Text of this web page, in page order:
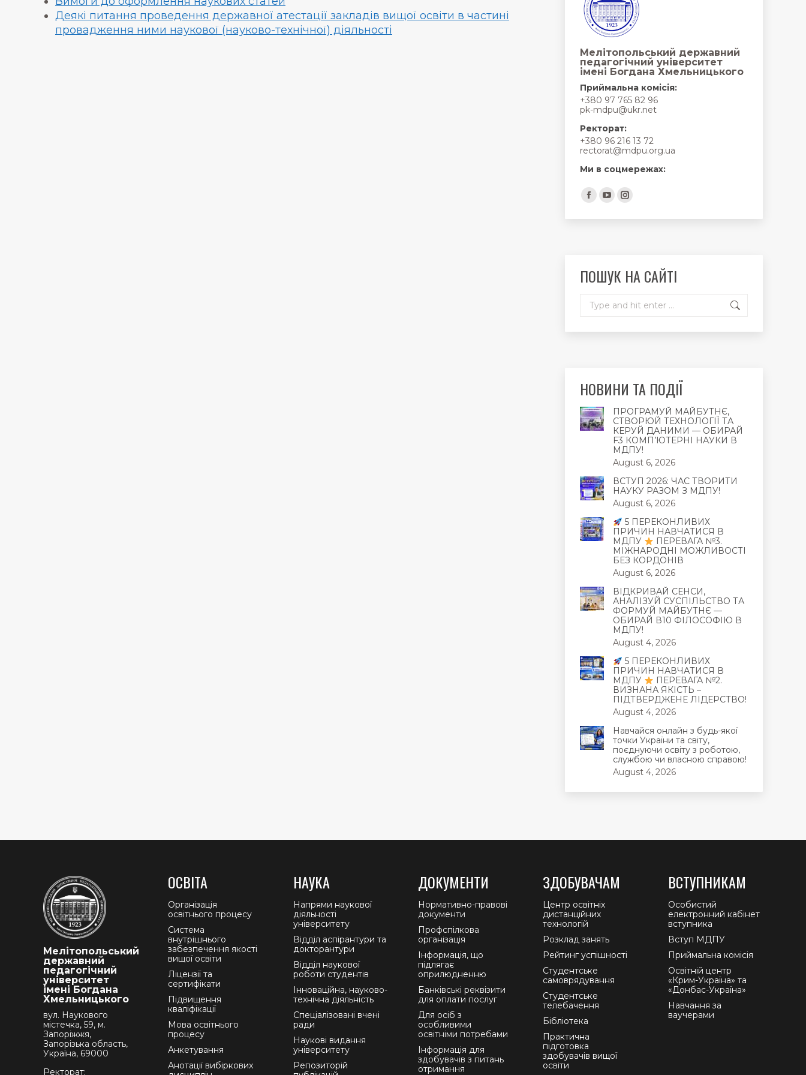
Деякі питання проведення державної атестації закладів вищої освіти в частині
провадження ними наукової (науково-технічної) діяльності
Мелітопольський державний
педагогічний університет
імені Богдана Хмельницького
Приймальна комісія:
+380 97 765 82 96
pk-mdpu@ukr.net
Ректорат:
+380 96 216 13 72
rectorat@mdpu.org.ua
Ми в соцмережах:
Find us on:
Facebook
page
window
YouTube
page
window
Instagram
page
window
ПОШУК НА САЙТІ
НОВИНИ ТА ПОДІЇ
ПРОГРАМУЙ МАЙБУТНЄ,
СТВОРЮЙ ТЕХНОЛОГІЇ ТА
КЕРУЙ ДАНИМИ — ОБИРАЙ
F3 КОМП’ЮТЕРНІ НАУКИ В
МДПУ!
August 6, 2026
ВСТУП 2026: ЧАС ТВОРИТИ
НАУКУ РАЗОМ З МДПУ!
August 6, 2026
5 ПЕРЕКОНЛИВИХ
ПРИЧИН НАВЧАТИСЯ В
МДПУ
ПЕРЕВАГА №3.
МІЖНАРОДНІ МОЖЛИВОСТІ
БЕЗ КОРДОНІВ
August 6, 2026
ВІДКРИВАЙ СЕНСИ,
АНАЛІЗУЙ СУСПІЛЬСТВО ТА
ФОРМУЙ МАЙБУТНЄ —
ОБИРАЙ В10 ФІЛОСОФІЮ В
МДПУ!
August 4, 2026
5 ПЕРЕКОНЛИВИХ
ПРИЧИН НАВЧАТИСЯ В
МДПУ
ПЕРЕВАГА №2.
ВИЗНАНА ЯКІСТЬ –
ПІДТВЕРДЖЕНЕ ЛІДЕРСТВО!
August 4, 2026
Навчайся онлайн з будь-якої
точки України та світу,
поєднуючи освіту з роботою,
службою чи власною справою!
August 4, 2026
Мелітопольський
державний
педагогічний
університет
імені Богдана
Хмельницького
вул. Наукового
містечка, 59, м.
Запоріжжя,
Запорізька область,
Україна, 69000
Ректорат:
ОСВІТА
Організація
освітнього процесу
Система
внутрішнього
забезпечення якості
вищої освіти
Ліцензії та
сертифікати
Підвищення
кваліфікації
Мова освітнього
процесу
Анкетування
Анотації вибіркових
НАУКА
Напрями наукової
діяльності
університету
Відділ аспірантури та
докторантури
Відділ наукової
роботи студентів
Інноваційна, науково-
технічна діяльність
Спеціалізовані вчені
ради
Наукові видання
університету
Репозиторій
ДОКУМЕНТИ
Нормативно-правові
документи
Профспілкова
організація
Інформація, що
підлягає
оприлюдненню
Банківські реквізити
для оплати послуг
Для осіб з
особливими
освітніми потребами
Інформація для
здобувачів з питань
отримання
ЗДОБУВАЧАМ
Центр освітніх
дистанційних
технологій
Розклад занять
Рейтинг успішності
Студентське
самоврядування
Студентське
телебачення
Бібліотека
Практична
підготовка
здобувачів вищої
освіти
ВСТУПНИКАМ
Особистий
електронний кабінет
вступника
Вступ МДПУ
Приймальна комісія
Освітній центр
«Крим-Україна» та
«Донбас-Україна»
Навчання за
ваучерами